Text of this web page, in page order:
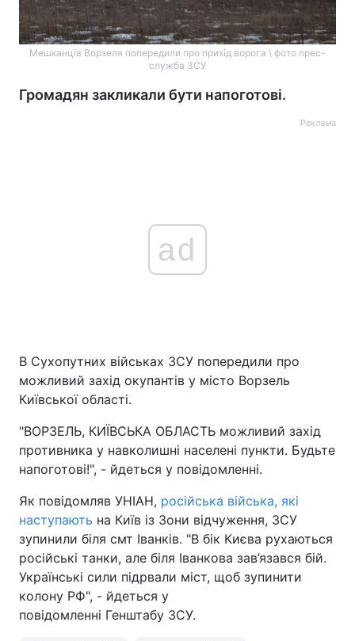
Мешканців Ворзеля попередили про прихід ворога \ фото прес-
служба ЗСУ
Громадян закликали бути напоготові.
Реклама
ad
В Сухопутних військах ЗСУ попередили про
можливий захід окупантів у місто Ворзель
Київської області.
"ВОРЗЕЛЬ, КИЇВСЬКА ОБЛАСТЬ можливий захід
противника у навколишні населені пункти. Будьте
напоготові!", - йдеться у повідомленні.
Як повідомляв УНІАН, російська війська, які
наступають на Київ із Зони відчуження, ЗСУ
зупинили біля смт Іванків. "В бік Києва рухаються
російські танки, але біля Іванкова зав’язався бій.
Українські сили підрвали міст, щоб зупинити
колону РФ", - йдеться у
повідомленні Генштабу ЗСУ.